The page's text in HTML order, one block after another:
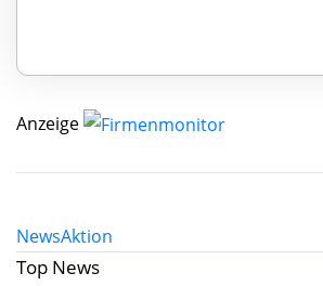
Anzeige
NewsAktion
Top News